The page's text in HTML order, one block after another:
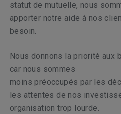
statut de mutuelle, nous
apporter notre aide à nos
besoin.
Nous donnons la priorité aux
car nous sommes
moins préoccupés par les
les attentes de nos
organisation trop lourde.